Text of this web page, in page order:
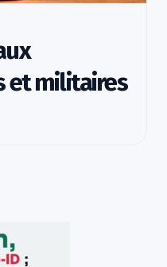
et militaires